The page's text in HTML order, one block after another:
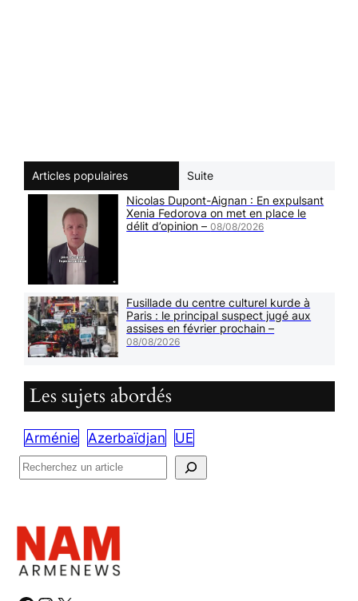
Articles populaires
Suite
Nicolas Dupont-Aignan : En expulsant
Xenia Fedorova on met en place le
délit d’opinion –08/08/2026
Fusillade du centre culturel kurde à
Paris : le principal suspect jugé aux
assises en février prochain –
08/08/2026
Les sujets abordés
Arménie Azerbaïdjan
UE
R
h
e
r